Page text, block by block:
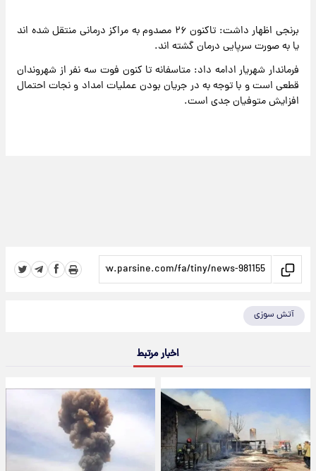
برنجی اظهار داشت: تاکنون ۲۶ مصدوم به مراکز درمانی منتقل شده اند
یا به صورت سرپایی درمان گشته اند.
فرماندار شهریار ادامه داد: متاسفانه تا کنون فوت سه نفر از شهروندان
قطعی است و با توجه به در جریان بودن عملیات امداد و نجات احتمال
افزایش متوفیان جدی است.
آتش سوزی
اخبار مرتبط